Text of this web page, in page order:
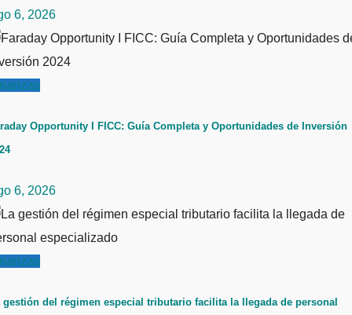
6, 2026
Opportunity I FICC: Guía Completa y Oportunidades de Inversión
6, 2026
gestión del régimen especial tributario facilita la llegada de personal